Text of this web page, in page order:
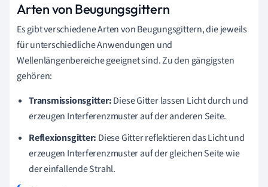
Arten von Beugungsgittern
Es gibt verschiedene Arten von Beugungsgittern, die jeweils
für unterschiedliche Anwendungen und
Wellenlängenbereiche geeignet sind. Zu den gängigsten
gehören:
Transmissionsgitter:Diese Gitter lassen Licht durch und
erzeugen Interferenzmuster auf der anderen Seite.
Reflexionsgitter: Diese Gitter reflektieren das Licht und
erzeugen Interferenzmuster auf der gleichen Seite wie
der einfallende Strahl.